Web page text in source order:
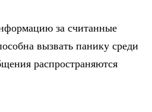
за считанные
вызвать панику среди
распространяются